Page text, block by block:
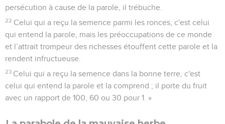
persécution à cause de la parole, il trébuche.
22 Celui qui a reçu la semence parmi les ronces, c'est celui
qui entend la parole, mais les préoccupations de ce monde
et l’attrait trompeur des richesses étouffent cette parole et la
rendent infructueuse.
23 Celui qui a reçu la semence dans la bonne terre, c'est
celui qui entend la parole et la comprend ; il porte du fruit
avec un rapport de 100, 60 ou 30 pour 1. »